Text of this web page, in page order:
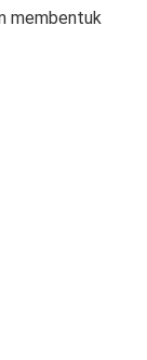
membentuk